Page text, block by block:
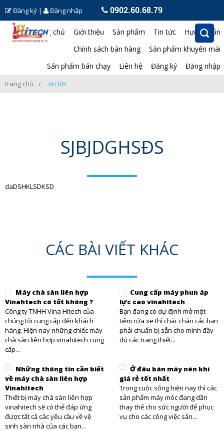
Đăng ký | Đăng nhập 0902.60.68.79
Trang chủ Giới thiệu Sản phẩm Tin tức
Hướng dẫn
Chính sách bán hàng
Sản phẩm khuyến mãi
Sản phẩm bán chạy
Liên hệ Đăng ký Đăng nhập
trang chủ tin tức
SJBJDGHSĐS
daDSHKLSDKSD
CÁC BÀI VIẾT KHÁC
Máy chà sàn liên hợp
Vinahtech có tốt không ?
Công ty TNHH Vina Hitech của
chúng tôi cung cấp đến khách
hàng. Hiện nay những chiếc máy
chà sàn liên hợp vinahitech cung
cấp...
Cung cấp máy phun áp
lực cao vinahitech
Bạn đang có dự định mở một
tiệm rửa xe thì chắc chắn các bạn
phải chuẩn bị sẵn cho mình đầy
đủ các trang thiết...
Những thông tin cần biết
về máy chà sàn liên hợp
Vinahitech
Thiết bị máy chà sàn liên hợp
vinahitech sẽ có thể đáp ứng
được tất cả các yêu cầu về vệ
sinh sàn nhà của các bạn...
Ở đâu bán máy nén khí
giá rẻ tốt nhất
Trong cuộc sống hiện nay thì các
sản phẩm máy móc đang dần
thay thế cho sức người để phục
vụ cho các công việc sản...